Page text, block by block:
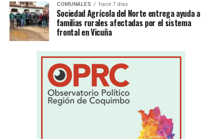
COMUNALES hace 7 días
Sociedad Agrícola del Norte entrega ayuda a
familias rurales afectadas por el sistema
frontal en Vicuña